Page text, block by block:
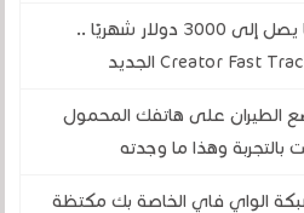
فيسبوك سيدفع لك ما يصل إلى 3000 دولار شهريًا ..
الطيران على هاتفك المحمول
وهذا ما وجدته
الواي فاي الخاصة بك مكتظة